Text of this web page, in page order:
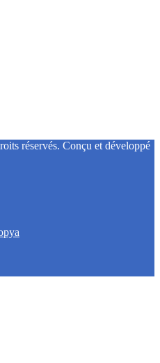
réservés. Conçu et développé